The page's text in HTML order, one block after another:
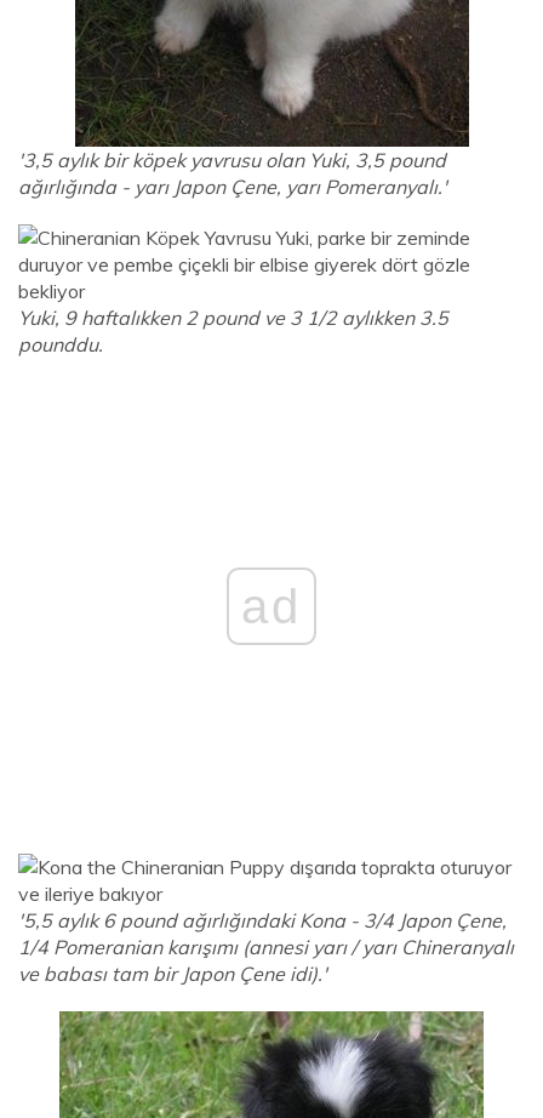
'3,5 aylık bir köpek yavrusu olan Yuki, 3,5 pound
ağırlığında - yarı Japon Çene, yarı Pomeranyalı.'
Yuki, 9 haftalıkken 2 pound ve 3 1/2 aylıkken 3.5
pounddu.
ad
'5,5 aylık 6 pound ağırlığındaki Kona - 3/4 Japon Çene,
1/4 Pomeranian karışımı (annesi yarı / yarı Chineranyalı
ve babası tam bir Japon Çene idi).'